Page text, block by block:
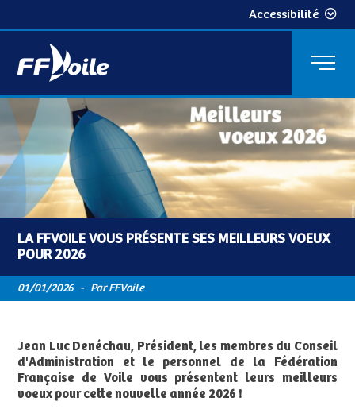
Accessibilité
LA FFVOILE VOUS PRÉSENTE SES MEILLEURS VOEUX
POUR 2026
01/01/2026 - Par FFVoile
Jean Luc Denéchau, Président, les membres du Conseil
d'Administration et le personnel de la Fédération
Française de Voile vous présentent leurs meilleurs
voeux pour cette nouvelle année 2026 !